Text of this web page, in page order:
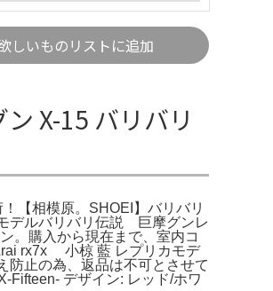
しいものリストに追加
X-15 バリバリ
【相模原。SHOEI】バリバリ
デルバリバリ伝説 巨摩グンレ
。購入から現在まで、室内コ
rx7x 小椋 藍 レプリカモデ
止の為、返品は不可とさせて
Fifteen- デザイン: レッド/ホワ